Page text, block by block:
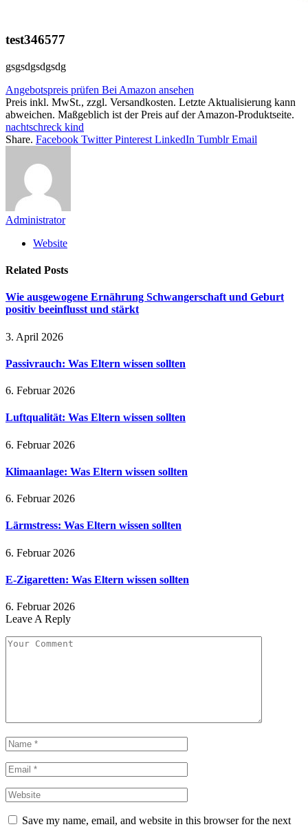
test346577
gsgsdgsdgsdg
Angebotspreis prüfen Bei Amazon ansehen
Preis inkl. MwSt., zzgl. Versandkosten. Letzte Aktualisierung kann
abweichen. Maßgeblich ist der Preis auf der Amazon-Produktseite.
nachtschreck kind
Share. Facebook Twitter Pinterest LinkedIn Tumblr Email
Administrator
Website
Related Posts
Wie ausgewogene Ernährung Schwangerschaft und Geburt
positiv beeinflusst und stärkt
3. April 2026
Passivrauch: Was Eltern wissen sollten
6. Februar 2026
Luftqualität: Was Eltern wissen sollten
6. Februar 2026
Klimaanlage: Was Eltern wissen sollten
6. Februar 2026
Lärmstress: Was Eltern wissen sollten
6. Februar 2026
E-Zigaretten: Was Eltern wissen sollten
6. Februar 2026
Leave A Reply
Save my name, email, and website in this browser for the next